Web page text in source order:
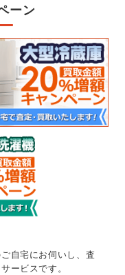
ーン
自宅にお伺いし、査
ービスです。